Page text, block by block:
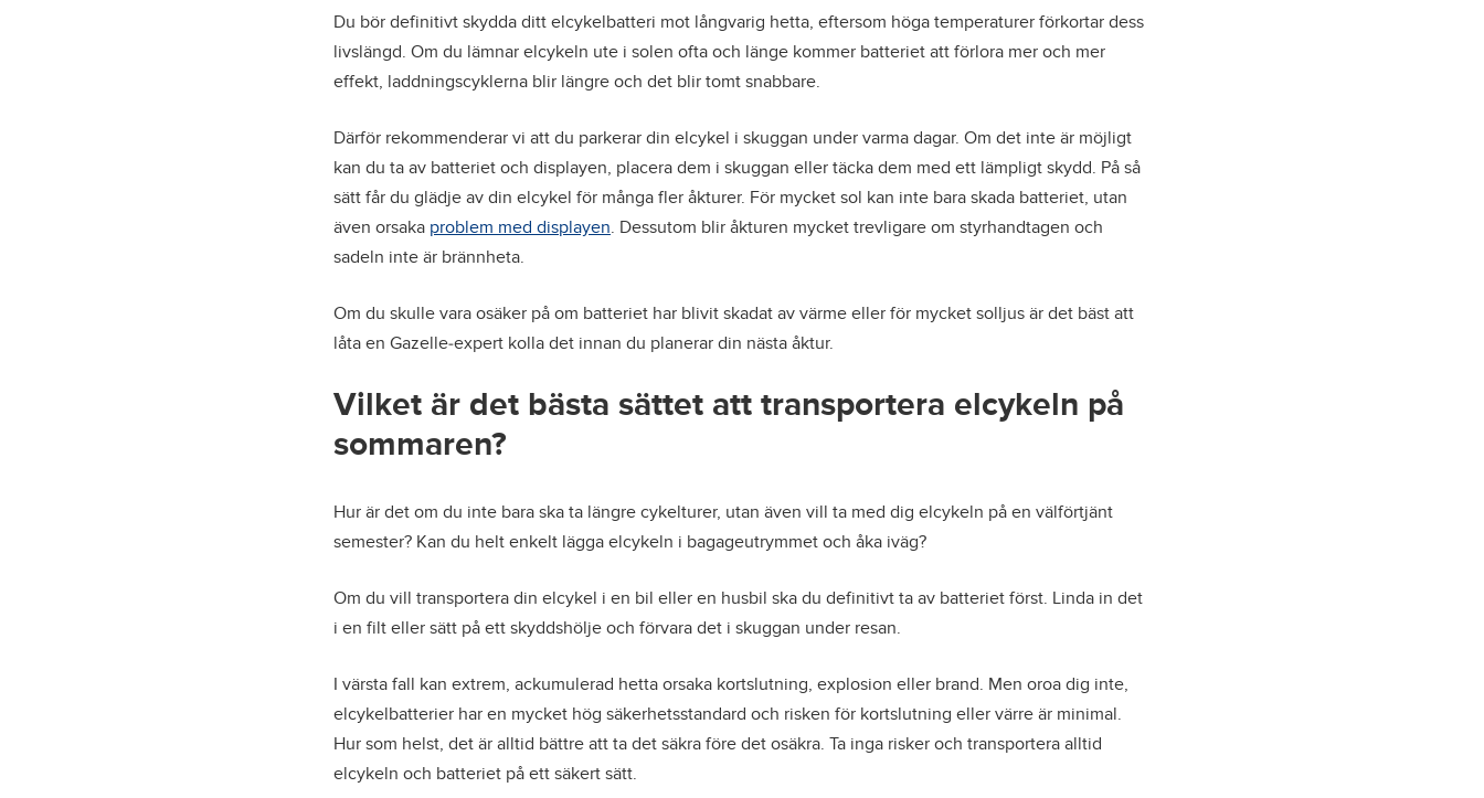
Du bör definitivt skydda ditt elcykelbatteri mot långvarig hetta, eftersom höga temperaturer förkortar dess
livslängd. Om du lämnar elcykeln ute i solen ofta och länge kommer batteriet att förlora mer och mer
effekt, laddningscyklerna blir längre och det blir tomt snabbare.
Därför rekommenderar vi att du parkerar din elcykel i skuggan under varma dagar. Om det inte är möjligt
kan du ta av batteriet och displayen, placera dem i skuggan eller täcka dem med ett lämpligt skydd. På så
sätt får du glädje av din elcykel för många fler åkturer. För mycket sol kan inte bara skada batteriet, utan
även orsaka problem med displayen. Dessutom blir åkturen mycket trevligare om styrhandtagen och
sadeln inte är brännheta.
Om du skulle vara osäker på om batteriet har blivit skadat av värme eller för mycket solljus är det bäst att
låta en Gazelle-expert kolla det innan du planerar din nästa åktur.
Vilket är det bästa sättet att transportera elcykeln på
sommaren?
Hur är det om du inte bara ska ta längre cykelturer, utan även vill ta med dig elcykeln på en välförtjänt
semester? Kan du helt enkelt lägga elcykeln i bagageutrymmet och åka iväg?
Om du vill transportera din elcykel i en bil eller en husbil ska du definitivt ta av batteriet först. Linda in det
i en filt eller sätt på ett skyddshölje och förvara det i skuggan under resan.
I värsta fall kan extrem, ackumulerad hetta orsaka kortslutning, explosion eller brand. Men oroa dig inte,
elcykelbatterier har en mycket hög säkerhetsstandard och risken för kortslutning eller värre är minimal.
Hur som helst, det är alltid bättre att ta det säkra före det osäkra. Ta inga risker och transportera alltid
elcykeln och batteriet på ett säkert sätt.